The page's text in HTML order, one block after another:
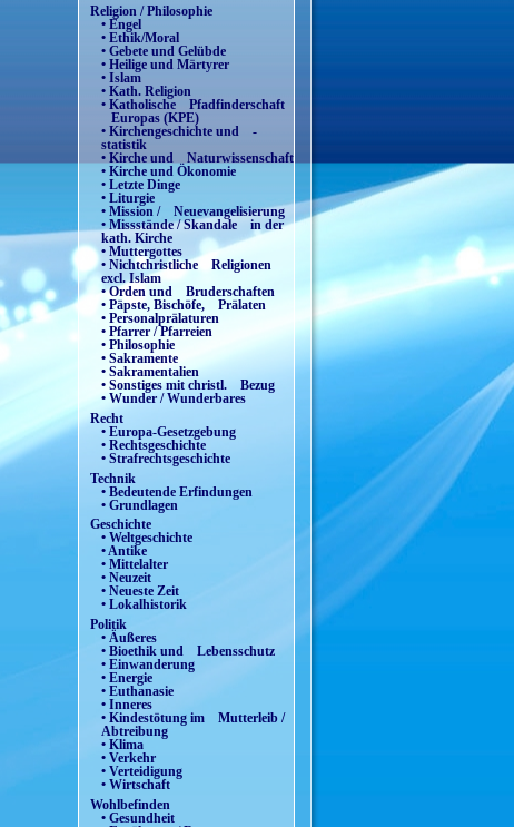
Religion / Philosophie
• Engel
• Ethik/Moral
• Gebete und Gelübde
• Heilige und Märtyrer
• Islam
• Kath. Religion
• Katholische Pfadfinderschaft
Europas (KPE)
• Kirchengeschichte und -
statistik
• Kirche und Naturwissenschaft
• Kirche und Ökonomie
• Letzte Dinge
• Liturgie
• Mission / Neuevangelisierung
• Missstände / Skandale in der
kath. Kirche
• Muttergottes
• Nichtchristliche Religionen
excl. Islam
• Orden und Bruderschaften
• Päpste, Bischöfe, Prälaten
• Personalprälaturen
• Pfarrer / Pfarreien
• Philosophie
• Sakramente
• Sakramentalien
• Sonstiges mit christl. Bezug
• Wunder / Wunderbares
Recht
• Europa-Gesetzgebung
• Rechtsgeschichte
• Strafrechtsgeschichte
Technik
• Bedeutende Erfindungen
• Grundlagen
Geschichte
• Weltgeschichte
• Antike
• Mittelalter
• Neuzeit
• Neueste Zeit
• Lokalhistorik
Politik
• Äußeres
• Bioethik und Lebensschutz
• Einwanderung
• Energie
• Euthanasie
• Inneres
• Kindestötung im Mutterleib /
Abtreibung
• Klima
• Verkehr
• Verteidigung
• Wirtschaft
Wohlbefinden
• Gesundheit